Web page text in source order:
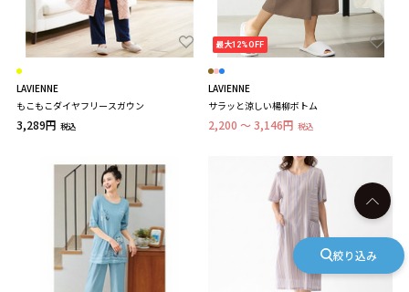
LAVIENNE
もこもこダイヤフリースガウン
3,289円 税込
最大12%OFF
LAVIENNE
サラッと涼しい楊柳ボトム
2,200 ～ 3,146円 税込
絞り込み